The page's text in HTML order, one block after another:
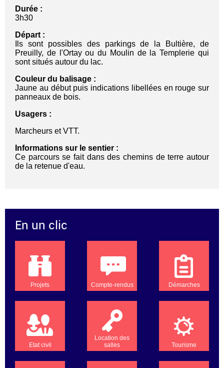
Durée :
3h30
Départ :
Ils sont possibles des parkings de la Bultière, de
Preuilly, de l'Ortay ou du Moulin de la Templerie qui
sont situés autour du lac.
Couleur du balisage :
Jaune au début puis indications libellées en rouge sur
panneaux de bois.
Usagers :
Marcheurs et VTT.
Informations sur le sentier :
Ce parcours se fait dans des chemins de terre autour
de la retenue d'eau.
En un clic
Projets Compte-rendus Démarches
Etat civil
Location des
salles
Tourisme